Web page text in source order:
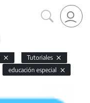
Tutoriales
educación especial